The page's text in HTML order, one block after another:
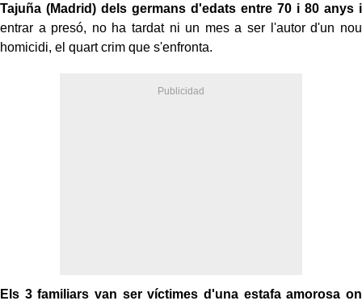
Tajuña (Madrid) dels germans d'edats entre 70 i 80 anys i
entrar a presó, no ha tardat ni un mes a ser l'autor d'un nou
homicidi, el quart crim que s'enfronta.
Els 3 familiars van ser víctimes d'una estafa amorosa on